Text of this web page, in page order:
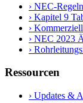
› NEC-
› Kapitel 9
›
› NEC 2023
›
Ressourcen
› Updates &